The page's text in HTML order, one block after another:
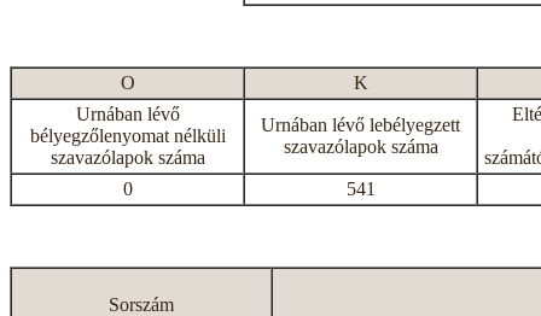
O
K
Urnában lévő
bélyegzőlenyomat nélküli
szavazólapok száma
Urnában lévő lebélyegzett
szavazólapok száma
0
541
Sorszám